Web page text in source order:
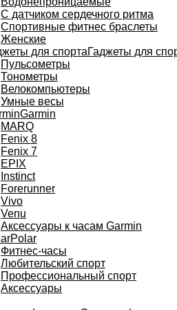
С датчиком сердечного ритма
Спортивные фитнес браслеты
Женские
Гаджеты для
Пульсометры
Тонометры
Велокомпьютеры
Умные весы
Garmin
MARQ
Fenix 8
Fenix 7
EPIX
Instinct
Forerunner
Vivo
Venu
Аксессуары к часам Garmin
Polar
Фитнес-часы
Любительский спорт
Профессиональный спорт
Аксессуары